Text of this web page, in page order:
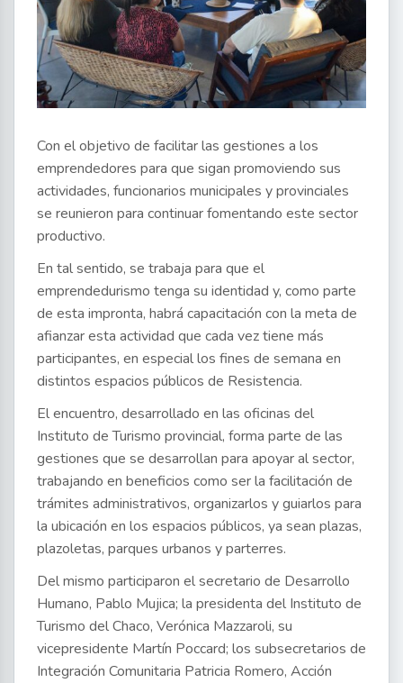
Con el objetivo de facilitar las gestiones a los
emprendedores para que sigan promoviendo sus
actividades, funcionarios municipales y provinciales
se reunieron para continuar fomentando este sector
productivo.
En tal sentido, se trabaja para que el
emprendedurismo tenga su identidad y, como parte
de esta impronta, habrá capacitación con la meta de
afianzar esta actividad que cada vez tiene más
participantes, en especial los fines de semana en
distintos espacios públicos de Resistencia.
El encuentro, desarrollado en las oficinas del
Instituto de Turismo provincial, forma parte de las
gestiones que se desarrollan para apoyar al sector,
trabajando en beneficios como ser la facilitación de
trámites administrativos, organizarlos y guiarlos para
la ubicación en los espacios públicos, ya sean plazas,
plazoletas, parques urbanos y parterres.
Del mismo participaron el secretario de Desarrollo
Humano, Pablo Mujica; la presidenta del Instituto de
Turismo del Chaco, Verónica Mazzaroli, su
vicepresidente Martín Poccard; los subsecretarios de
Integración Comunitaria Patricia Romero, Acción